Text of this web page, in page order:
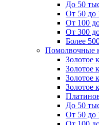
До 50
От 50 до
От 100
От 300
Более
Помолвочные
Золотое
Золотое
Золотое
Золотое
До 50
От 50 до